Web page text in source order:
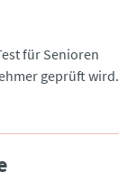
für Senioren
geprüft wird.